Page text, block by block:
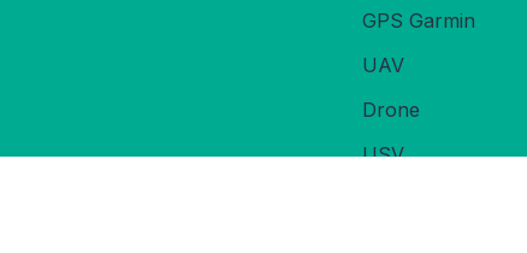
GPS Garmin
UAV
Drone
USV